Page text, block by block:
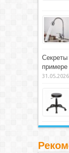
Секреты
примере
31.05.2026